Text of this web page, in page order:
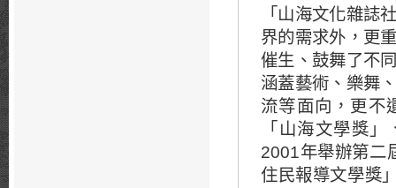
「山海文化雜誌
界的需求外，更
催生、鼓舞了不
涵蓋藝術、樂舞
流等面向，更不
「山海文學獎
2001年舉辦第二
住民報導文學獎